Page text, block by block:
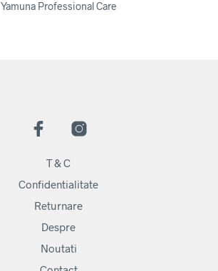
Yamuna Professional Care
T & C
Confidentialitate
Returnare
Despre
Noutati